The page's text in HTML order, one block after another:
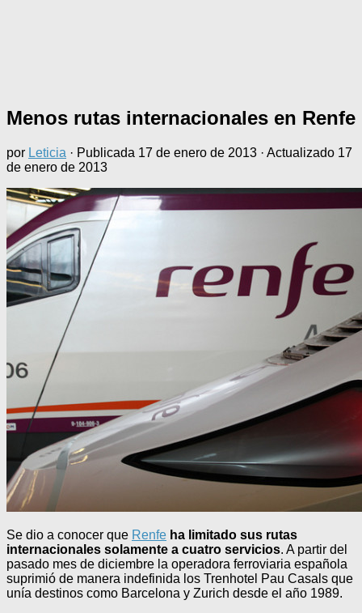
Menos rutas internacionales en Renfe
por Leticia · Publicada 17 de enero de 2013 · Actualizado 17
de enero de 2013
Se dio a conocer que Renfe ha limitado sus rutas
internacionales solamente a cuatro servicios. A partir del
pasado mes de diciembre la operadora ferroviaria española
suprimió de manera indefinida los Trenhotel Pau Casals que
unía destinos como Barcelona y Zurich desde el año 1989.